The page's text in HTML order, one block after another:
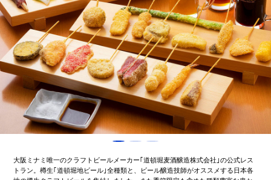
大阪ミナミ唯一のクラフトビールメーカー｢道頓堀麦酒醸造株式会社｣の公式レス
トラン。樽生｢道頓堀地ビール｣全種類と、ビール醸造技師がオススメする日本各